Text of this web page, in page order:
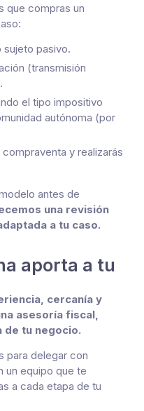
que compras un
sujeto pasivo.
(transmisión
el tipo impositivo
autónoma (por
y realizarás
antes de
una revisión
a tu caso.
aporta a tu
cercanía y
asesoría fiscal,
de tu negocio.
para delegar con
un equipo que te
a cada etapa de tu